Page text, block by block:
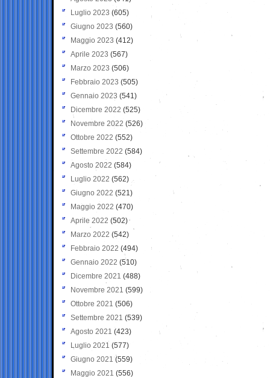
Luglio 2023 (605)
Giugno 2023 (560)
Maggio 2023 (412)
Aprile 2023 (567)
Marzo 2023 (506)
Febbraio 2023 (505)
Gennaio 2023 (541)
Dicembre 2022 (525)
Novembre 2022 (526)
Ottobre 2022 (552)
Settembre 2022 (584)
Agosto 2022 (584)
Luglio 2022 (562)
Giugno 2022 (521)
Maggio 2022 (470)
Aprile 2022 (502)
Marzo 2022 (542)
Febbraio 2022 (494)
Gennaio 2022 (510)
Dicembre 2021 (488)
Novembre 2021 (599)
Ottobre 2021 (506)
Settembre 2021 (539)
Agosto 2021 (423)
Luglio 2021 (577)
Giugno 2021(559)
Maggio 2021 (556)